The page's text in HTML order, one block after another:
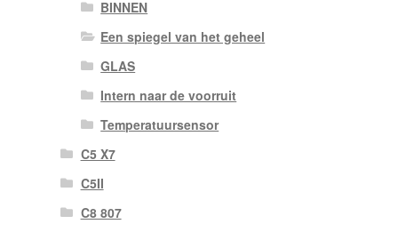
BINNEN
Een spiegel van het geheel
GLAS
Intern naar de voorruit
Temperatuursensor
C5 X7
C5II
C8 807